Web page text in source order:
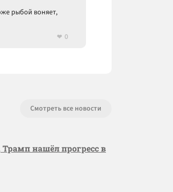
рыбой воняет,
0
Смотреть все новости
нашёл прогресс в